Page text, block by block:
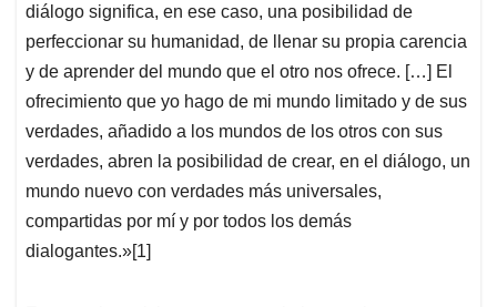
diálogo significa, en ese caso, una posibilidad de
perfeccionar su humanidad, de llenar su propia carencia
y de aprender del mundo que el otro nos ofrece. […] El
ofrecimiento que yo hago de mi mundo limitado y de sus
verdades, añadido a los mundos de los otros con sus
verdades, abren la posibilidad de crear, en el diálogo, un
mundo nuevo con verdades más universales,
compartidas por mí y por todos los demás
dialogantes.»[1]